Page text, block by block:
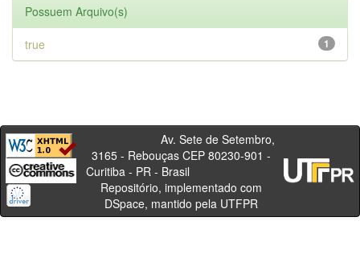
Possuem Arquivo(s)
1
true
Av. Sete de Setembro,
3165 - Rebouças CEP 80230-901 -
Curitiba - PR - Brasil
Repositório, implementado com
DSpace, mantido pela UTFPR